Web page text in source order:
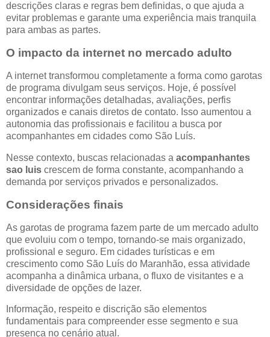
descrições claras e regras bem definidas, o que ajuda a
evitar problemas e garante uma experiência mais tranquila
para ambas as partes.
O impacto da internet no mercado adulto
A internet transformou completamente a forma como garotas
de programa divulgam seus serviços. Hoje, é possível
encontrar informações detalhadas, avaliações, perfis
organizados e canais diretos de contato. Isso aumentou a
autonomia das profissionais e facilitou a busca por
acompanhantes em cidades como São Luís.
Nesse contexto, buscas relacionadas a acompanhantes
sao luis crescem de forma constante, acompanhando a
demanda por serviços privados e personalizados.
Considerações finais
As garotas de programa fazem parte de um mercado adulto
que evoluiu com o tempo, tornando-se mais organizado,
profissional e seguro. Em cidades turísticas e em
crescimento como São Luís do Maranhão, essa atividade
acompanha a dinâmica urbana, o fluxo de visitantes e a
diversidade de opções de lazer.
Informação, respeito e discrição são elementos
fundamentais para compreender esse segmento e sua
presença no cenário atual.